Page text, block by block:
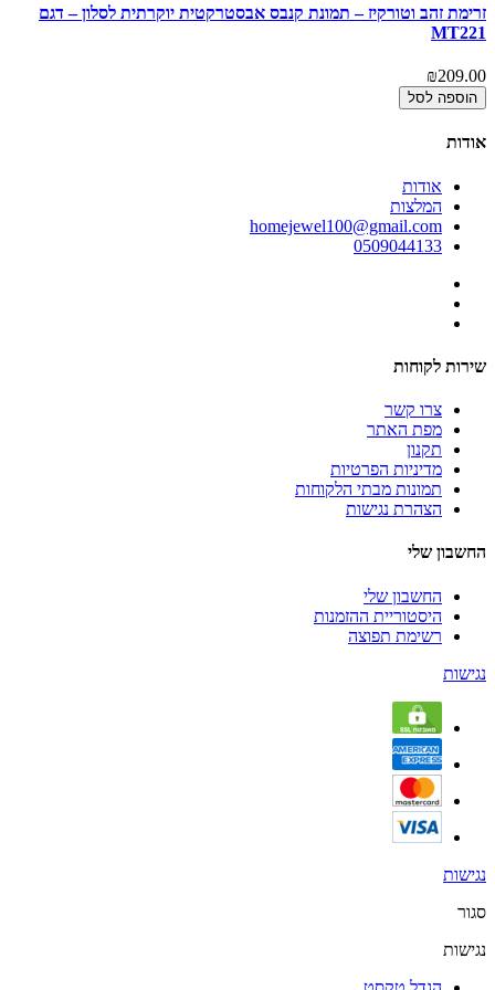
זרימת זהב וטורקיז – תמונת קנבס אבסטרקטית יוקרתית לסלון – דגם
MT221
₪209.00
הוספה לסל
אודות
אודות
המלצות
homejewel100@gmail.com
0509044133
שירות לקוחות
צרו קשר
מפת האתר
תקנון
מדיניות הפרטיות
תמונות מבתי הלקוחות
הצהרת נגישות
החשבון שלי
החשבון שלי
היסטוריית ההזמנות
רשימת תפוצה
נגישות
נגישות
סגור
נגישות